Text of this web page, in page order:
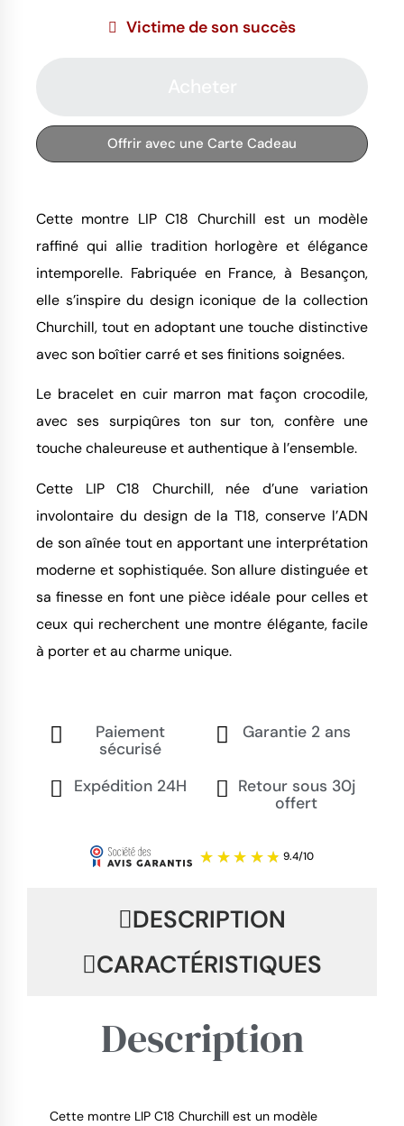
Victime de son succès
Offrir avec une Carte Cadeau
Cette montre LIP C18 Churchill est un modèle
raffiné qui allie tradition horlogère et élégance
intemporelle. Fabriquée en France, à Besançon,
elle s’inspire du design iconique de la collection
Churchill, tout en adoptant une touche distinctive
avec son boîtier carré et ses finitions soignées.
Le bracelet en cuir marron mat façon crocodile,
avec ses surpiqûres ton sur ton, confère une
touche chaleureuse et authentique à l’ensemble.
Cette LIP C18 Churchill, née d’une variation
involontaire du design de la T18, conserve l’ADN
de son aînée tout en apportant une interprétation
moderne et sophistiquée. Son allure distinguée et
sa finesse en font une pièce idéale pour celles et
ceux qui recherchent une montre élégante, facile
à porter et au charme unique.
Paiement
sécurisé
Garantie 2 ans
Expédition 24H
Retour sous 30j
offert
DESCRIPTION
CARACTÉRISTIQUES
Description
Cette montre LIP C18 Churchill est un modèle